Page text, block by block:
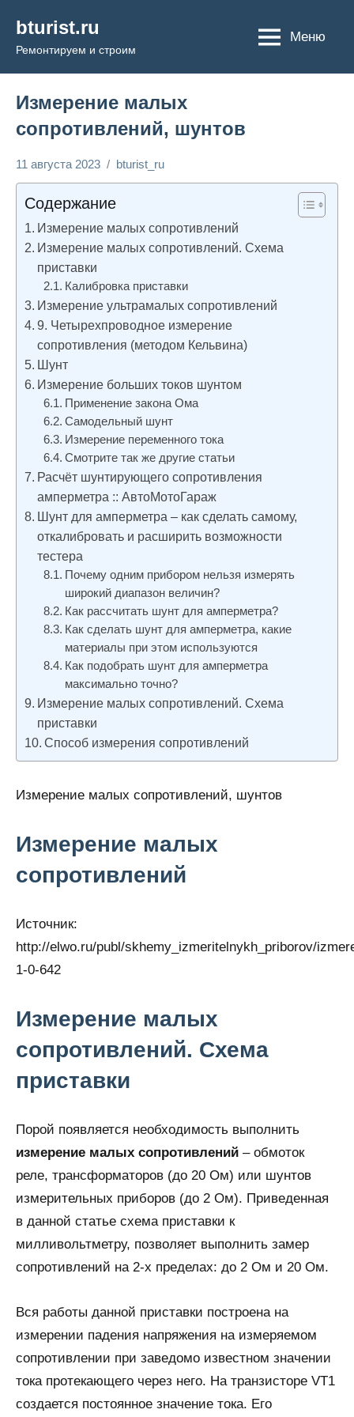
содержимому
bturist.ru
Ремонтируем и строим
Меню
Измерение малых
сопротивлений, шунтов
электрика
11 августа 2023 bturist_ru
комментариев
Содержание
Измерение малых сопротивлений
Измерение малых сопротивлений. Схема
приставки
Калибровка приставки
Измерение ультрамалых сопротивлений
9. Четырехпроводное измерение
сопротивления (методом Кельвина)
Шунт
Измерение больших токов шунтом
Применение закона Ома
Самодельный шунт
Измерение переменного тока
Смотрите так же другие статьи
Расчёт шунтирующего сопротивления
амперметра :: АвтоМотоГараж
Шунт для амперметра – как сделать самому,
откалибровать и расширить возможности
тестера
Почему одним прибором нельзя измерять
широкий диапазон величин?
Как рассчитать шунт для амперметра?
Как сделать шунт для амперметра, какие
материалы при этом используются
Как подобрать шунт для амперметра
максимально точно?
Измерение малых сопротивлений. Схема
приставки
Способ измерения сопротивлений
Измерение малых сопротивлений, шунтов
Измерение малых
сопротивлений
Источник:
http://elwo.ru/publ/skhemy_izmeritelnykh_priborov/
1-0-642
Измерение малых
сопротивлений. Схема
приставки
Порой появляется необходимость выполнить
измерение малых сопротивлений – обмоток
реле, трансформаторов (до 20 Ом) или шунтов
измерительных приборов (до 2 Ом). Приведенная
в данной статье схема приставки к
милливольтметру, позволяет выполнить замер
сопротивлений на 2-х пределах: до 2 Ом и 20 Ом.
Вся работы данной приставки построена на
измерении падения напряжения на измеряемом
сопротивлении при заведомо известном значении
тока протекающего через него. На транзисторе VT1
создается постоянное значение тока. Его